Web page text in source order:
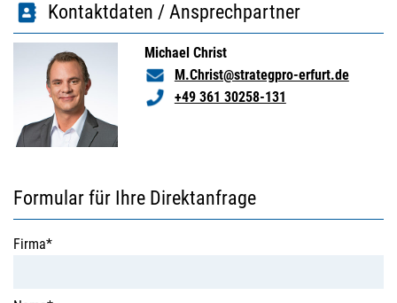
Kontaktdaten / Ansprechpartner
Michael Christ
M.Christ@strategpro-erfurt.de
+49 361 30258-131
Formular für Ihre Direktanfrage
Firma*